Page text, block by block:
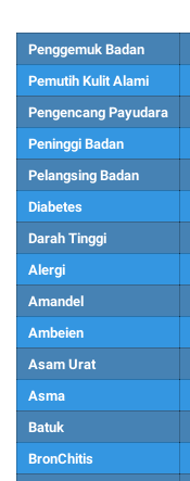
Penggemuk Badan
Pemutih Kulit Alami
Pengencang Payudara
Peninggi Badan
Pelangsing Badan
Diabetes
Darah Tinggi
Alergi
Amandel
Ambeien
Asam Urat
Asma
Batuk
BronChitis